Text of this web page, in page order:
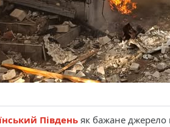
Південьяк бажане джерело